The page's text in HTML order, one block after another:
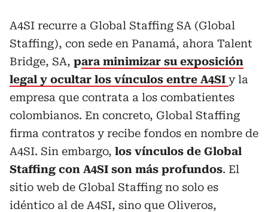
A4SI recurre a Global Staffing SA (Global
Staffing), con sede en Panamá, ahora Talent
Bridge, SA, para minimizar su exposición
legal y ocultar los vínculos entre A4SI y la
empresa que contrata a los combatientes
colombianos. En concreto, Global Staffing
firma contratos y recibe fondos en nombre de
A4SI. Sin embargo, los vínculos de Global
Staffing con A4SI son más profundos. El
sitio web de Global Staffing no solo es
idéntico al de A4SI, sino que Oliveros,